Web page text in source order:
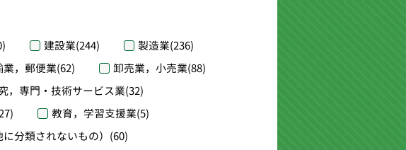
建設業(244) 製造業(236)
業，郵便業(62) 卸売業，小売業(88)
，専門・技術サービス業(32)
教育，学習支援業(5)
分類されないもの） (60)